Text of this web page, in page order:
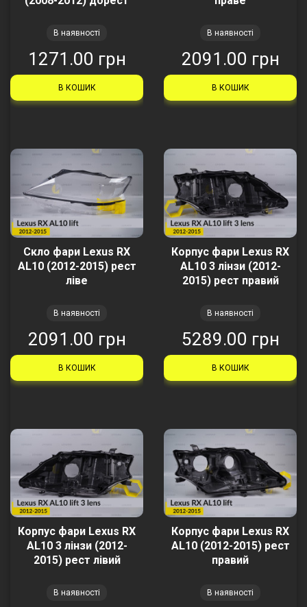
В наявності
1271.00 грн
В КОШИК
В наявності
2091.00 грн
В КОШИК
Скло фари Lexus RX
AL10 (2012-2015) рест
ліве
В наявності
2091.00 грн
В КОШИК
Корпус фари Lexus RX
AL10 3 лінзи (2012-
2015) рест правий
В наявності
5289.00 грн
В КОШИК
Корпус фари Lexus RX
AL10 3 лінзи (2012-
2015) рест лівий
В наявності
Корпус фари Lexus RX
AL10 (2012-2015) рест
правий
В наявності